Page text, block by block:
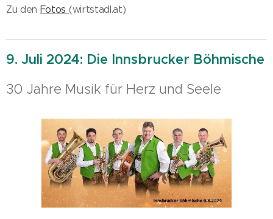
Zu den Fotos (wirtstadl.at)
9. Juli 2024: Die Innsbrucker Böhmische
30 Jahre Musik für Herz und Seele